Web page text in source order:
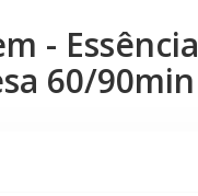
- Essência
60/90min